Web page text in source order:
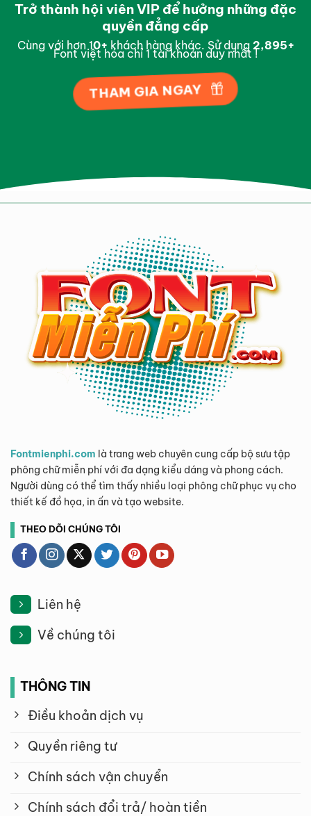
Trở thành hội viên VIP để hưởng những đặc
quyền đẳng cấp
Cùng với hơn 10+ khách hàng khác. Sử dụng 2,994+
Font việt hóa chỉ 1 tài khoản duy nhất !
THAM GIA NGAY
Fontmienphi.com là trang web chuyên cung cấp bộ sưu tập
phông chữ miễn phí với đa dạng kiểu dáng và phong cách.
Người dùng có thể tìm thấy nhiều loại phông chữ phục vụ cho
thiết kế đồ họa, in ấn và tạo website.
THEO DÕI CHÚNG TÔI
Liên hệ
Về chúng tôi
THÔNG TIN
Điều khoản dịch vụ
Quyền riêng tư
Chính sách vận chuyển
Chính sách đổi trả/ hoàn tiền